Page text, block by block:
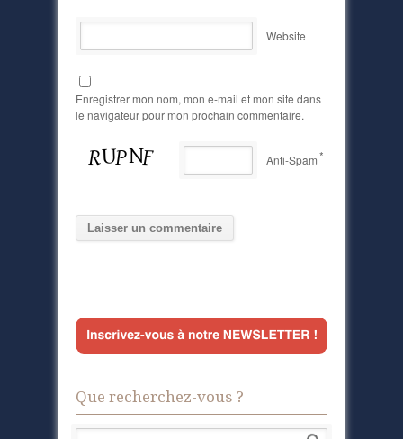
Website
Enregistrer mon nom, mon e-mail et mon site dans
le navigateur pour mon prochain commentaire.
Anti-Spam*
Que recherchez-vous ?